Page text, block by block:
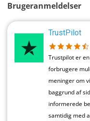
Brugeranmeldelser
TrustPilot
Trustpilot er
forbrugere
meninger om
baggrund af
informerede
samtidig med